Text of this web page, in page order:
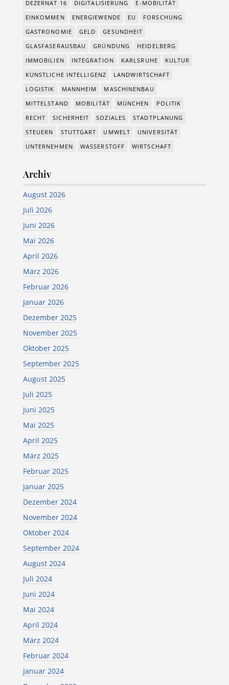
DEZERNAT 16 DIGITALISIERUNG
E-MOBILITÄT
EINKOMMEN
ENERGIEWENDE EU
FORSCHUNG
GASTRONOMIE
GELD
GESUNDHEIT
GLASFASERAUSBAU
GRÜNDUNG
HEIDELBERG
IMMOBILIEN
INTEGRATION KARLSRUHE
KULTUR
KÜNSTLICHE INTELLIGENZ
LANDWIRTSCHAFT
LOGISTIK
MANNHEIM
MASCHINENBAU
MITTELSTAND
MOBILITÄT MÜNCHEN
POLITIK
RECHT
SICHERHEIT SOZIALES
STADTPLANUNG
STEUERN
STUTTGART UMWELT
UNIVERSITÄT
UNTERNEHMEN
WASSERSTOFF WIRTSCHAFT
Archiv
August 2026
Juli 2026
Juni 2026
Mai 2026
April 2026
März 2026
Februar 2026
Januar 2026
Dezember 2025
November 2025
Oktober 2025
September 2025
August 2025
Juli 2025
Juni 2025
Mai 2025
April 2025
März 2025
Februar 2025
Januar 2025
Dezember 2024
November 2024
Oktober 2024
September 2024
August 2024
Juli 2024
Juni 2024
Mai 2024
April 2024
März 2024
Februar 2024
Januar 2024